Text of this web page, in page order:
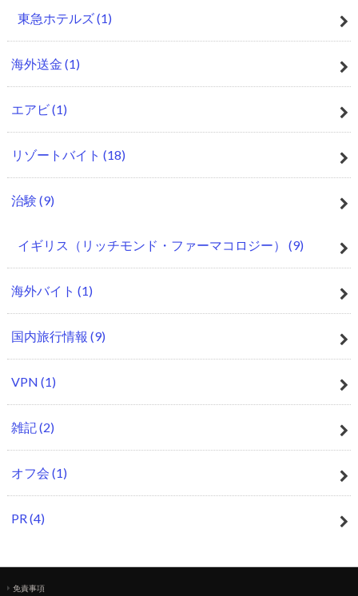
東急ホテルズ(1)
海外送金 (1)
エアビ(1)
リゾートバイト (18)
治験 (9)
イギリス（リッチモンド・ファーマコロジー） (9)
海外バイト (1)
国内旅行情報 (9)
VPN (1)
雑記(2)
オフ会 (1)
PR(4)
免責事項